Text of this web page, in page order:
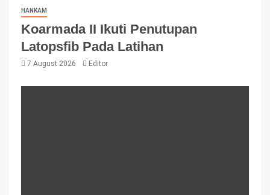
HANKAM
Koarmada II Ikuti Penutupan
Latopsfib Pada Latihan
7 August 2026 Editor